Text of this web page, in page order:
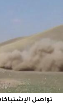
تواصل